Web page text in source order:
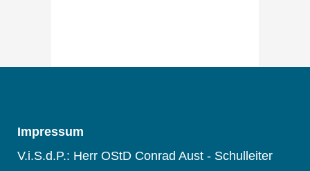
Impressum
V.i.S.d.P.: Herr OStD Conrad Aust - Schulleiter